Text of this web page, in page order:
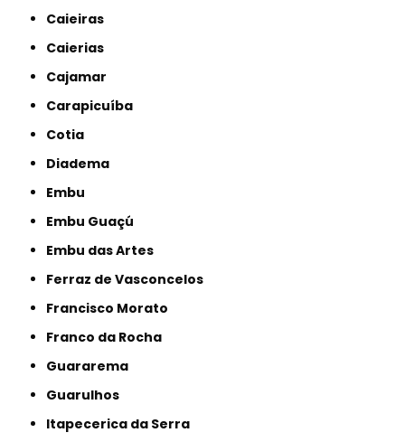
Caieiras
Caierias
Cajamar
Carapicuíba
Cotia
Diadema
Embu
Embu Guaçú
Embu das Artes
Ferraz de Vasconcelos
Francisco Morato
Franco da Rocha
Guararema
Guarulhos
Itapecerica da Serra